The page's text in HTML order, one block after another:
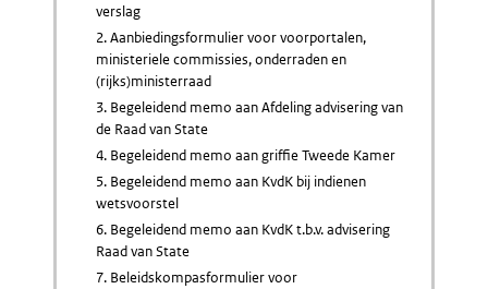
verslag
2. Aanbiedingsformulier voor voorportalen,
ministeriele commissies, onderraden en
(rijks)ministerraad
3. Begeleidend memo aan Afdeling advisering van
de Raad van State
4. Begeleidend memo aan griffie Tweede Kamer
5. Begeleidend memo aan KvdK bij indienen
wetsvoorstel
6. Begeleidend memo aan KvdK t.b.v. advisering
Raad van State
7. Beleidskompasformulier voor